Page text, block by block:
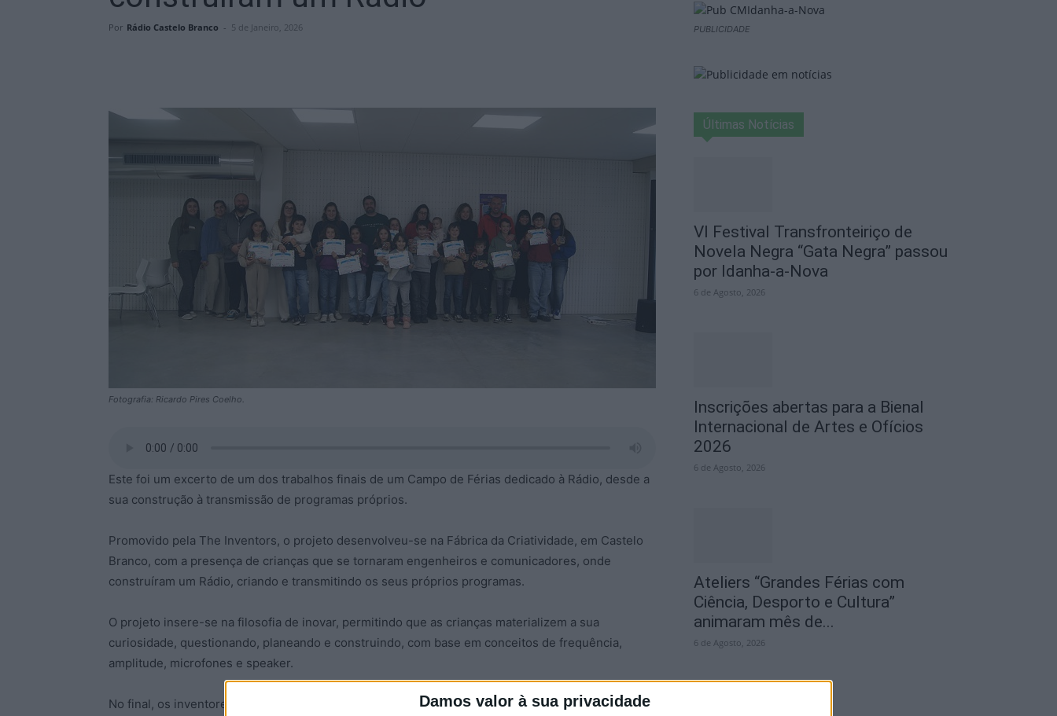
Damos valor à sua privacidade
Por Rádio Castelo Branco - 5 de Janeiro, 2026
Fotografia: Ricardo Pires Coelho.
Este foi um excerto de um dos trabalhos finais de um Campo de Férias dedicado à Rádio, desde a
sua construção à transmissão de programas próprios.
Promovido pela The Inventors, o projeto desenvolveu-se na Fábrica da Criatividade, em Castelo
Branco, com a presença de crianças que se tornaram engenheiros e comunicadores, onde
construíram um Rádio, criando e transmitindo os seus próprios programas.
O projeto insere-se na filosofia de inovar, permitindo que as crianças materializem a sua
curiosidade, questionando, planeando e construindo, com base em conceitos de frequência,
amplitude, microfones e speaker.
No final, os inventores foram divididos em grupos e elaboraram uma programação, que foi
PUBLICIDADE
Últimas Notícias
VI Festival Transfronteiriço de
Novela Negra “Gata Negra” passou
por Idanha-a-Nova
6 de Agosto, 2026
Inscrições abertas para a Bienal
Internacional de Artes e Ofícios
2026
6 de Agosto, 2026
Ateliers “Grandes Férias com
Ciência, Desporto e Cultura”
animaram mês de...
6 de Agosto, 2026